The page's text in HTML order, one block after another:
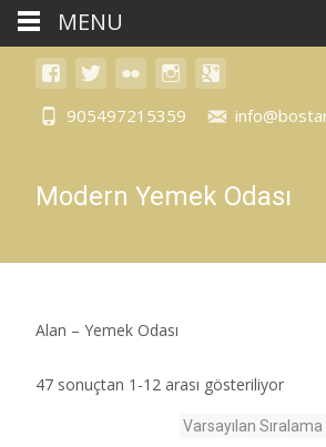
905497215359
Modern Yemek Odası
Alan – Yemek Odası
47 sonuçtan 1-12 arası gösteriliyor
MENU